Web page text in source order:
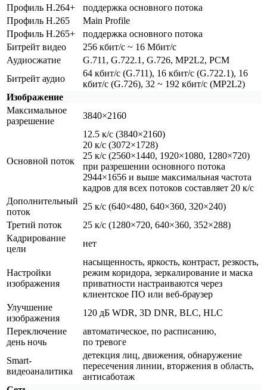
Профиль H.264+
поддержка основного потока
Профиль H.265
Main Profile
Профиль H.265+
поддержка основного потока
Битрейт видео
256 кбит/с ~ 16 Мбит/с
Аудиосжатие
G.711, G.722.1, G.726, MP2L2, PCM
Битрейт аудио
64 кбит/с (G.711), 16 кбит/с (G.722.1), 16
кбит/с (G.726), 32 ~ 192 кбит/с (MP2L2)
Изображение
Максимальное
разрешение
3840×2160
Основной поток
12.5 к/с (3840×2160)
20 к/с (3072×1728)
25 к/с (2560×1440, 1920×1080, 1280×720)
при разрешении основного потока
2944×1656 и выше максимальная частота
кадров для всех потоков составляет 20 к/с
Дополнительный
поток
25 к/с (640×480, 640×360, 320×240)
Третий поток
25 к/с (1280×720, 640×360, 352×288)
Кадрирование
цели
нет
Настройки
изображения
насыщенность, яркость, контраст, резкость,
режим коридора, зеркалирование и маска
приватности настраиваются через
клиентское ПО или веб-браузер
Улучшение
изображения
120 дБ WDR, 3D DNR, BLC, HLC
Переключение
день ночь
автоматическое, по расписанию,
по тревоге
Smart-
видеоаналитика
детекция лиц, движения, обнаружение
пересечения линии, вторжения в область,
антисаботаж